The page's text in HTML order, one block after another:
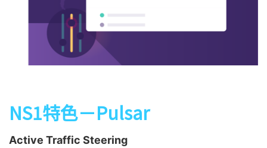
NS1特色－Pulsar
Active Traffic Steering